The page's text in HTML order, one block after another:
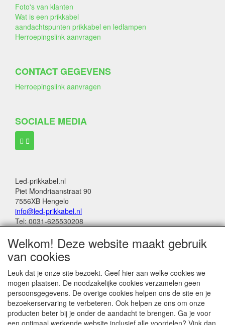
Foto's van klanten
Wat is een prikkabel
aandachtspunten prikkabel en ledlampen
Herroepingslink aanvragen
CONTACT GEGEVENS
Herroepingslink aanvragen
SOCIALE MEDIA
Led-prikkabel.nl
Piet Mondriaanstraat 90
7556XB Hengelo
info@led-prikkabel.nl
Tel: 0031-625530208
BTW no: NL001201144B39
zijn inclusief 21% BTW
Betalingen:
Wero Ideal
Paypal
Welkom! Deze website maakt gebruik
van cookies
Leuk dat je onze site bezoekt. Geef hier aan welke cookies we
mogen plaatsen. De noodzakelijke cookies verzamelen geen
persoonsgegevens. De overige cookies helpen ons de site en je
bezoekerservaring te verbeteren. Ook helpen ze ons om onze
producten beter bij je onder de aandacht te brengen. Ga je voor
een optimaal werkende website inclusief alle voordelen? Vink dan